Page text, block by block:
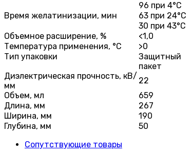
Время желатинизации, мин
96 при 4°С
63 при 24°С
30 при 43°С
Объемное расширение, %
<1,0
Температура применения, °C
>0
Тип упаковки
Защитный
пакет
Диэлектрическая прочность, кВ/
мм
22
Объем, мл
659
Длина, мм
267
Ширина, мм
190
Глубина, мм
50
Сопутствующие товары